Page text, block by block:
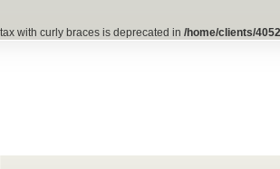
with curly braces is deprecated in /home/clients/